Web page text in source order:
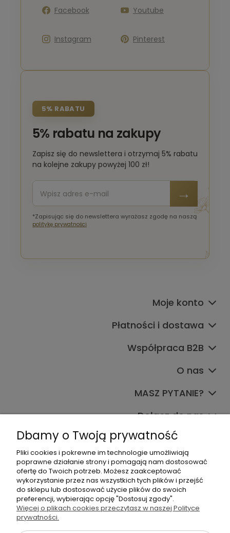
Facebook Youtube
Instagram Pinterest
5% RABATU
5% rabatu na zakupy
Zapisz się do newslettera i otrzymaj 5% rabatu
na kolejne zakupy powyżej 100 zł!
*Zapisując się do newslettera wyrażasz zgodę na naszą
politykę prywatności
Moje konto
Płatności i dostawa
Współpraca B2B
O nas
MASZ PYTANIE?
Dołącz do nas
+48 570 367 989
biuro.tadam@gmail.com
Dbamy o Twoją prywatność
Pliki cookies i pokrewne im technologie umożliwiają
poprawne działanie strony i pomagają nam dostosować
ofertę do Twoich potrzeb. Możesz zaakceptować
wykorzystanie przez nas wszystkich tych plików i przejść
do sklepu lub dostosować użycie plików do swoich
preferencji, wybierając opcję "Dostosuj zgody".
Więcej o plikach cookies przeczytasz w naszej Polityce
prywatności.